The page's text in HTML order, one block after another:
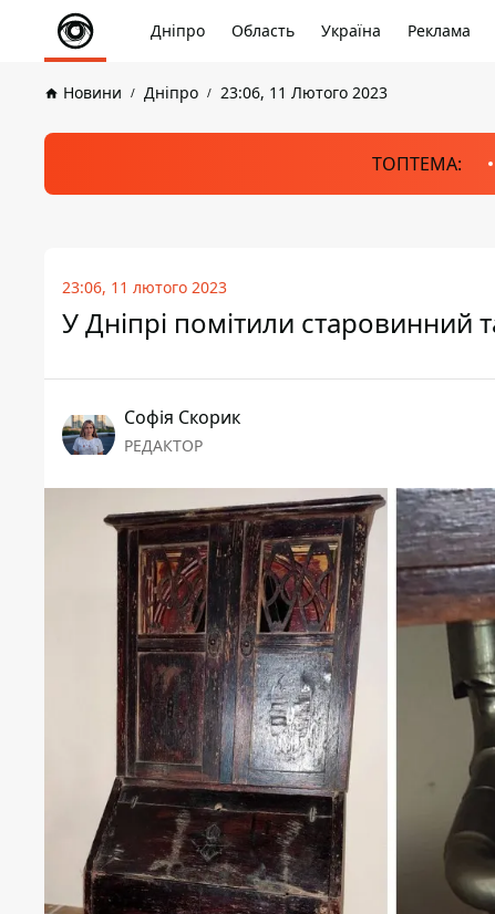
Дніпро Область Україна Реклама
Новини Дніпро 23:06, 11 Лютого 2023
ТОПТЕМА:
23:06, 11 лютого 2023
У Дніпрі помітили старовинний
Софія Скорик
РЕДАКТОР